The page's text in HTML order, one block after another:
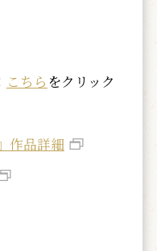
こちら をクリック
作品詳細